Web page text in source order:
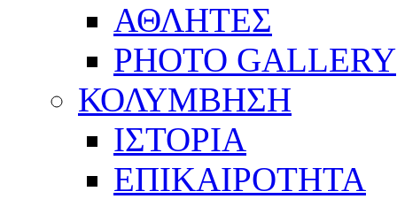
ΑΘΛΗΤΕΣ
PHOTO GALLERY
ΚΟΛΥΜΒΗΣΗ
ΙΣΤΟΡΙΑ
ΕΠΙΚΑΙΡΟΤΗΤΑ